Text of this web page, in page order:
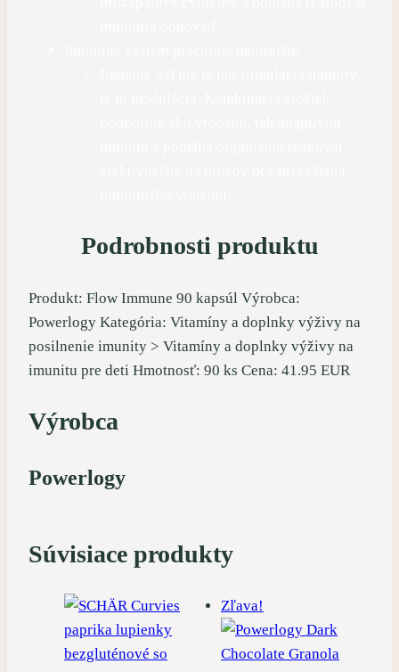
Podrobnosti produktu
Produkt: Flow Immune 90 kapsúl Výrobca:
Powerlogy Kategória: Vitamíny a doplnky výživy na
posilnenie imunity > Vitamíny a doplnky výživy na
imunitu pre deti Hmotnosť: 90 ks Cena: 41.95 EUR
Výrobca
Powerlogy
Súvisiace produkty
Zľava!